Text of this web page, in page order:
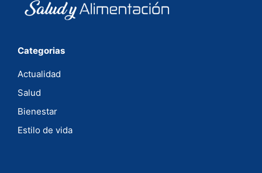
Categorias
Actualidad
Salud
Bienestar
Estilo de vida